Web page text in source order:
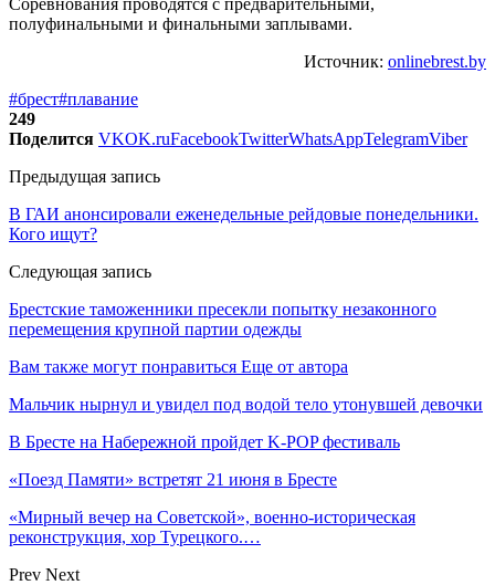
полуфинальными и финальными заплывами.
Источник: onlinebrest.by
#брест#плавание
249
Поделится VKOK.ruFacebookTwitterWhatsAppTelegramViber
Предыдущая запись
В ГАИ анонсировали еженедельные рейдовые понедельники.
Кого ищут?
Следующая запись
Брестские таможенники пресекли попытку незаконного
перемещения крупной партии одежды
Вам также могут понравиться Еще от автора
Мальчик нырнул и увидел под водой тело утонувшей девочки
В Бресте на Набережной пройдет K-POP фестиваль
«Поезд Памяти» встретят 21 июня в Бресте
«Мирный вечер на Советской», военно-историческая
реконструкция, хор Турецкого.…
Prev Next